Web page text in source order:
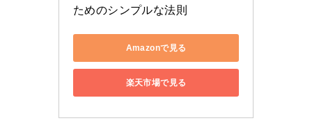
ためのシンプルな法則
Amazonで見る
楽天市場で見る